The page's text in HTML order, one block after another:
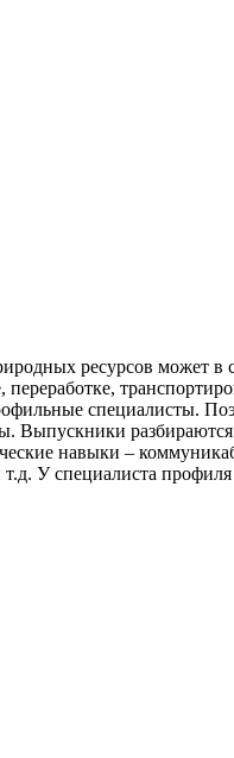
ресурсов может в
специалисты.
Выпускники
навыки –
т.д. У специалиста